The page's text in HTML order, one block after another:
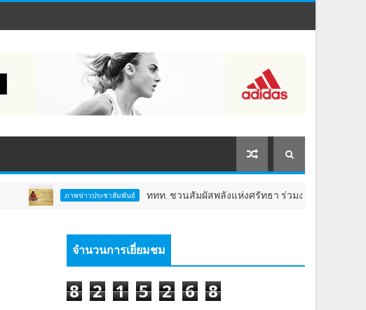
ภาพข่าวประชาสัมพันธ์ ททท. ชวนสัมผัสพลังแห่งศรัทธา ร่วมงาน "ห่มผ้าหลวงปู่ทวด ค
จำนวนการเยี่ยมชม
8 2 1 5 2 6 8